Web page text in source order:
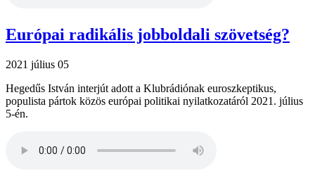
Európai radikális jobboldali szövetség?
2021 július 05
Hegedűs István interjút adott a Klubrádiónak euroszkeptikus,
populista pártok közös európai politikai nyilatkozatáról 2021. július
5-én.